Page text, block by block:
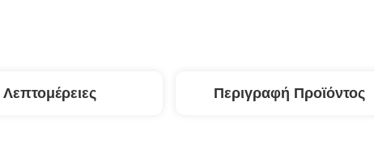
Λεπτομέρειες Περιγραφή Προϊόντος